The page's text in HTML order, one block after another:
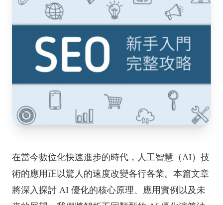
在當今數位化快速進步的時代，人工智慧（AI）技
術的應用正以驚人的速度改變各行各業。本篇文章
將深入探討 AI 優化的核心原理、應用實例以及未